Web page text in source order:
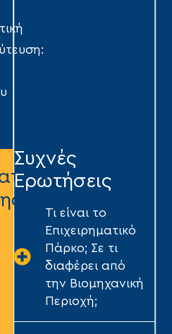
Συχνές
Ερωτήσεις
Τι είναι το
Επιχειρηματικό
Πάρκο; Σε τι
διαφέρει από
την Βιομηχανική
Περιοχή;